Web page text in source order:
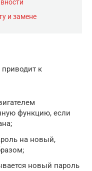
и замене
к
функцию, если
на новый,
новый пароль